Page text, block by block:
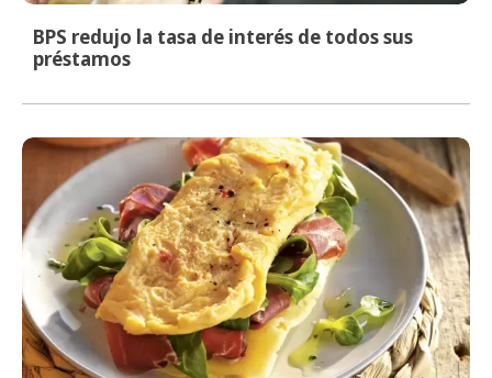
BPS redujo la tasa de interés de todos sus
préstamos